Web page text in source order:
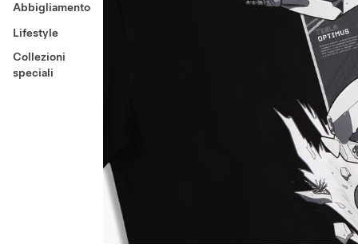
Abbigliamento
Lifestyle
Collezioni
speciali